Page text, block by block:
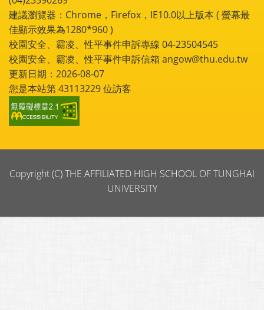
建議瀏覽器：Chrome，Firefox，IE10.0以上版本 ( 螢幕最
佳顯示效果為1280*960 )
校園安全、霸凌、性平事件申訴專線 04-23504545
校園安全、霸凌、性平事件申訴信箱 angow@thu.edu.tw
更新日期：2026-08-07
您是本站第43113229位訪客
Copyright (C) THE AFFILIATED HIGH SCHOOL OF TUNGHAI
UNIVERSITY